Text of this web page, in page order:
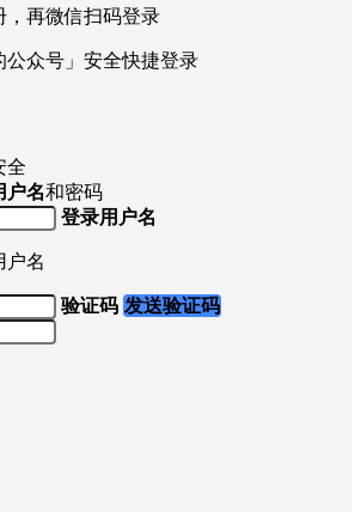
，再微信扫码登录
公众号」安全快捷登录
全
户名和密码
登录用户名
户名
验证码 发送验证码